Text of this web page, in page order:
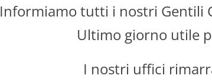
Cod. Produttore:
LAMP02
Master LAMP02 e' una soluzione
progettata per offrire flessibilita' e [...]
MASTER MX507 SBATTITORE
Informiamo tutti i nostri Gentili
Ultimo giorno utile
I nostri uffici